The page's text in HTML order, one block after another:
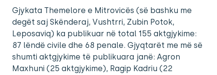
Gjykata Themelore e Mitrovicës (së bashku me
degët saj Skënderaj, Vushtrri, Zubin Potok,
Leposaviq) ka publikuar në total 155 aktgjykime:
87 lëndë civile dhe 68 penale. Gjyqtarët me më së
shumti aktgjykime të publikuara janë: Agron
Maxhuni (25 aktgjykime), Ragip Kadriu (22